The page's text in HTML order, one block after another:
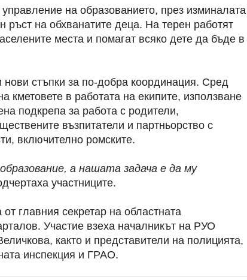
на образованието, през изминалата
ръст на обхванатите деца. На терен работят
места и помагат всяко дете да бъде в
стъпки за по-добра координация. Сред
кметовете в работата на екипите, използване
подкрепа за работа с родители,
възпитатели и партньорство с
включително ромските.
а нашата задача е да му
участниците.
главния секретар на областната
Участие взеха началникът на РУО
както и представители на полицията,
инспекция и ГРАО.